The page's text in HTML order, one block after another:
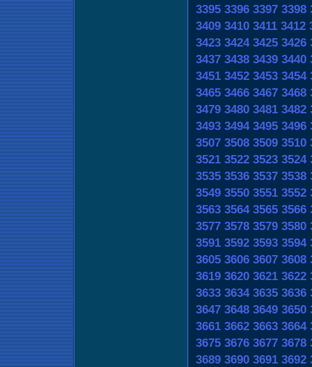
3395 3396 3397 3398
3409 3410 3411 3412
3423 3424 3425 3426
3437 3438 3439 3440
3451 3452 3453 3454
3465 3466 3467 3468
3479 3480 3481 3482
3493 3494 3495 3496
3507 3508 3509 3510
3521 3522 3523 3524
3535 3536 3537 3538
3549 3550 3551 3552
3563 3564 3565 3566
3577 3578 3579 3580
3591 3592 3593 3594
3605 3606 3607 3608
3619 3620 3621 3622
3633 3634 3635 3636
3647 3648 3649 3650
3661 3662 3663 3664
3675 3676 3677 3678
3689 3690 3691 3692